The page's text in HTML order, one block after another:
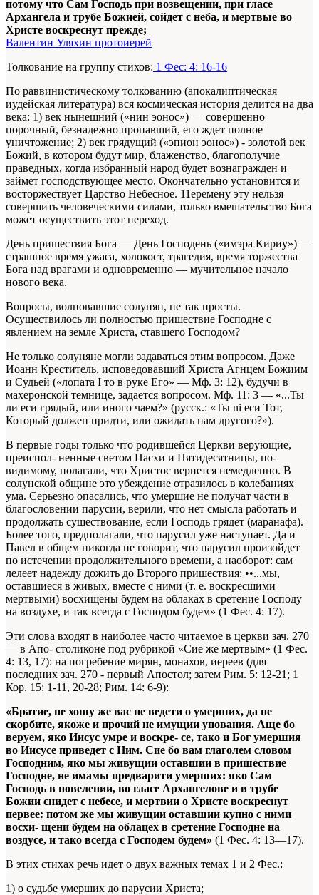
потому что Сам Господь при возвещении, при гласе
Архангела и трубе Божией, сойдет с неба, и мертвые во
Христе воскреснут прежде;
Валентин Уляхин протоиерей
Толкование на группу стихов: 1 Фес: 4: 16-16
По раввинистическому толкованию (апокалиптическая
иудейская литература) вся космическая история делится на два
века: 1) век нынешний («нин эонос») — совершенно
порочный, безнадежно пропавший, его ждет полное
уничтожение; 2) век грядущий («эпион эонос») - золотой век
Божий, в котором будут мир, блаженство, благополучие
праведных, когда избранный народ будет вознагражден и
займет господствующее место. Окончательно установится и
восторжествует Царство Небесное. 11еремену эту нельзя
совершить человеческими силами, только вмешательство Бога
может осуществить этот переход.
День пришествия Бога — День Господень («имэра Кириу») —
страшное время ужаса, холокост, трагедия, время торжества
Бога над врагами и одновременно — мучительное начало
нового века.
Вопросы, волновавшие солунян, не так просты.
Осуществилось ли полностью пришествие Господне с
явлением на земле Христа, ставшего Господом?
Не только солуняне могли задаваться этим вопросом. Даже
Иоанн Креститель, исповедовавший Христа Агнцем Божиим
и Судьей («лопата I то в руке Его» — Мф. 3: 12), будучи в
махеронской темнице, задается вопросом. Мф. 11: 3 — «...Ты
ли еси грядый, или иного чаем?» (русск.: «Ты ni еси Тот,
Который должен придти, или ожидать нам другого?»).
В первые годы только что родившейся Церкви верующие,
преиспол- ненные светом Пасхи и Пятидесятницы, по-
видимому, полагали, что Христос вернется немедленно. В
солунской общине это убеждение отразилось в колебаниях
ума. Серьезно опасались, что умершие не получат части в
благословении парусии, верили, что нет смысла работать и
продолжать существование, если Господь грядет (маранафа).
Более того, предполагали, что парусил уже наступает. Да и
Павел в общем никогда не говорит, что парусил произойдет
по истечении продолжительного времени, а наоборот: сам
лелеет надежду дожить до Второго пришествия: ••...мы,
оставшиеся в живых, вместе с ними (т. е. воскресшими
мертвыми) восхищены будем на облаках в сретение Господу
на воздухе, и так всегда с Господом будем» (1 Фес. 4: 17).
Эти слова входят в наиболее часто читаемое в церкви зач. 270
— в Апо- столиконе под рубрикой «Сие же мертвым» (1 Фес.
4: 13, 17): на погребение мирян, монахов, иереев (для
последних зач. 270 - первый Апостол; затем Рим. 5: 12-21; 1
Кор. 15: 1-11, 20-28; Рим. 14: 6-9):
«Братие, не хошу же вас не ведети о умерших, да не
скорбите, якоже и прочий не имущии упования. Аще бо
веруем, яко Иисус умре и воскре- се, тако и Бог умершия
во Иисусе приведет с Ним. Сие бо вам глаголем словом
Господним, яко мы живущии оставшии в пришествие
Господне, не имамы предварити умерших: яко Сам
Господь в повелении, во гласе Архангелове и в трубе
Божии снидет с небесе, и мертвии о Христе воскреснут
первее: потом же мы живущии оставшии купно с ними
восхи- щени будем на облацех в сретение Господне на
воздусе, и тако всегда с Господем будем» (1 Фес. 4: 13—17).
В этих стихах речь идет о двух важных темах 1 и 2 Фес.:
1) о судьбе умерших до парусии Христа;